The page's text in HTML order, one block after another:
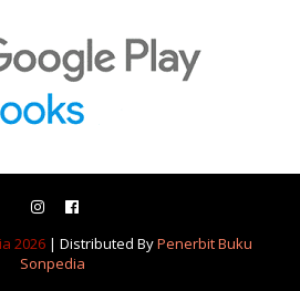
2026 | Distributed ByPenerbit Buku
Sonpedia